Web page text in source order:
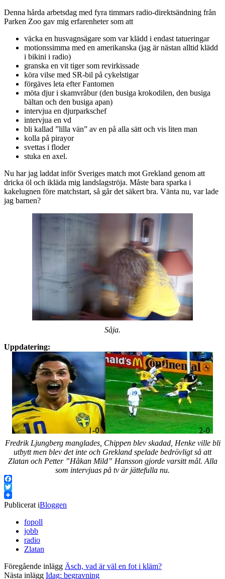
Denna hårda arbetsdag med fyra timmars radio-direktsändning från
Parken Zoo gav mig erfarenheter som att
väcka en husvagnsägare som var klädd i endast tatueringar
motionssimma med en amerikanska (jag är nästan alltid klädd
i bikini i radio)
granska en vit tiger som revirkissade
köra vilse med SR-bil på cykelstigar
förgäves leta efter Fantomen
möta djur i skamvråbur (den busiga krokodilen, den busiga
bältan och den busiga apan)
intervjua en djurparkschef
intervjua en vd
bli kallad ”lilla vän” av en på alla sätt och vis liten man
kolla på pirayor
svettas i floder
stuka en axel.
Nu har jag laddat inför Sveriges match mot Grekland genom att
dricka öl och ikläda mig landslagströja. Måste bara sparka i
kakelugnen före matchstart, så går det säkert bra. Vänta nu, var lade
jag barnen?
Såja.
Uppdatering:
Fredrik Ljungberg manglades, Chippen blev skadad, Henke ville bli
utbytt men blev det inte och Grekland spelade bedrövligt så att
Zlatan och Petter ”Håkan Mild” Hansson gjorde varsitt mål. Alla
som intervjuas på tv är jättefulla nu.
Facebook
Twitter
Publicerat iBloggen
fopoll
jobb
radio
Zlatan
Föregående inlägg Äsch, vad är väl en fot i kläm?
Nästa inlägg Idag: begravning